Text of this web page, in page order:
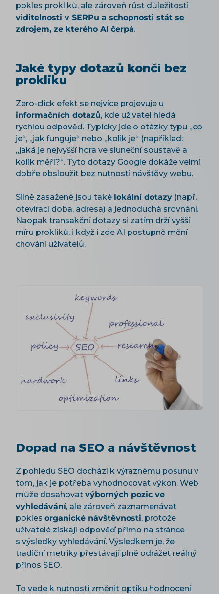
pokles prokliků, ale zároveň růst důležitosti
viditelnosti v SERPu a schopnosti stát se
zdrojem, ze kterého AI čerpá.
Jaké typy dotazů končí bez
prokliku
Zero-click efekt se nejvíce projevuje u
informačních dotazů, kde uživatel hledá
rychlou odpověď. Typicky jde o otázky typu „co
je“, „jak funguje“ nebo „kolik je“ (například:
„jaká je nejvyšší hora ve sluneční soustavě a
kolik měří?“. Tyto dotazy Google dokáže velmi
dobře obsloužit bez nutnosti návštěvy webu.
Silně zasažené jsou také lokální dotazy (např.
otevírací doba, adresa) a jednoduchá srovnání.
Naopak transakční dotazy si zatím drží vyšší
míru prokliků, i když i zde AI postupně mění
chování uživatelů.
Dopad na SEO a návštěvnost
Z pohledu SEO dochází k výraznému posunu v
tom, jak je potřeba vyhodnocovat výkon. Web
může dosahovat výborných pozic ve
vyhledávání, ale zároveň zaznamenávat
pokles organické návštěvnosti, protože
uživatelé získají odpověď přímo na stránce
s výsledky vyhledávání. Výsledkem je, že
tradiční metriky přestávají plně odrážet reálný
přínos SEO.
To vede k nutnosti změnit optiku hodnocení